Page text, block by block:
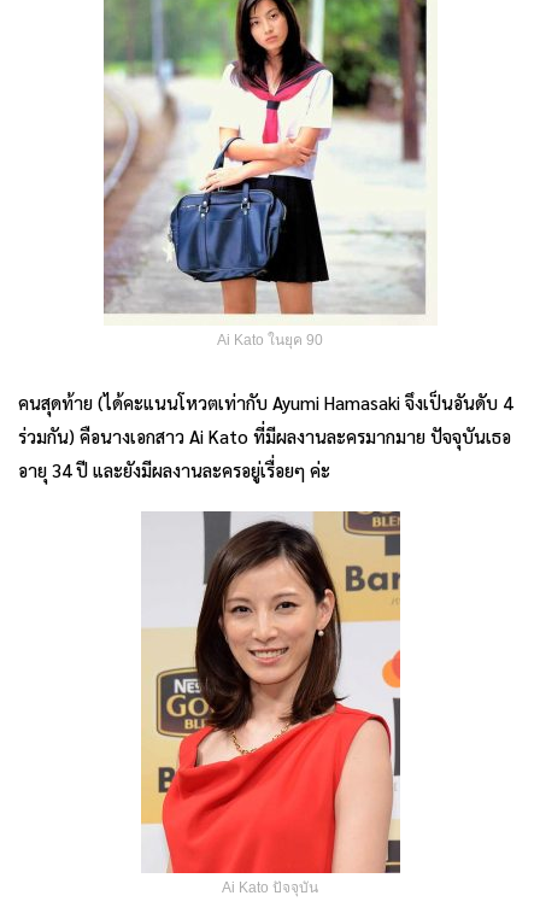
Ai Kato ในยุค 90
คนสุดท้าย (ได้คะแนนโหวตเท่ากับ Ayumi Hamasaki จึงเป็นอันดับ 4
ร่วมกัน) คือนางเอกสาว Ai Kato ที่มีผลงานละครมากมาย ปัจจุบันเธอ
อายุ 34 ปี และยังมีผลงานละครอยู่เรื่อยๆ ค่ะ
Ai Kato ปัจจุบัน